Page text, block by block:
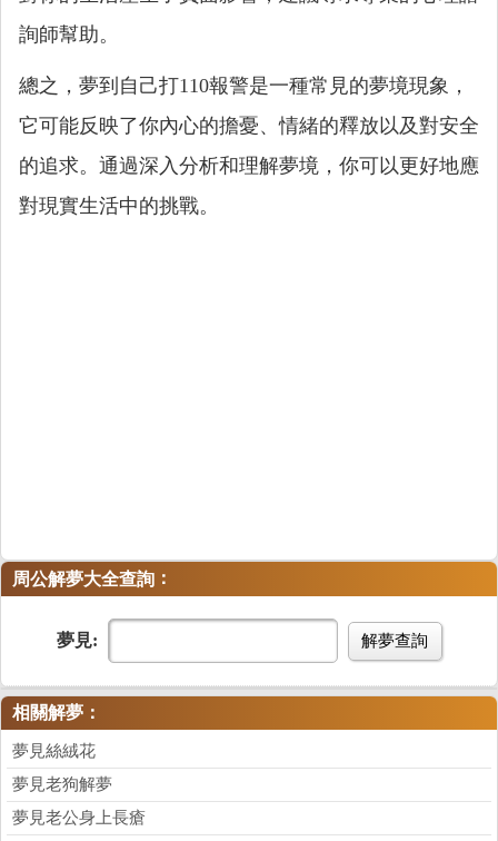
詢師幫助。
總之，夢到自己打110報警是一種常見的夢境現象，
它可能反映了你內心的擔憂、情緒的釋放以及對安全
的追求。通過深入分析和理解夢境，你可以更好地應
對現實生活中的挑戰。
周公解夢大全查詢 ：
夢見: 解夢查詢
相關解夢：
夢見絲絨花
夢見老狗解夢
夢見老公身上長瘡